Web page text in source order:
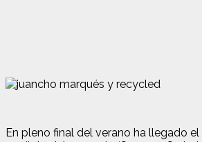
En pleno final del verano ha llegado